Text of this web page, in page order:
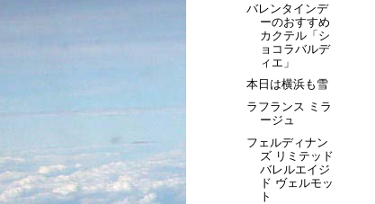
バレンタインデ
ーのおすすめ
カクテル「シ
ョコラバルデ
ィエ」
本日は横浜も雪
ラフランス ミラ
ージュ
フェルディナン
ズ リミテッド
バレルエイジ
ド ヴェルモッ
ト